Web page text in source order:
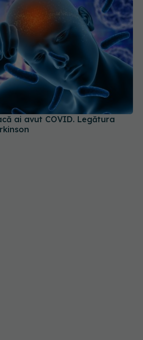
ai avut COVID. Legătura